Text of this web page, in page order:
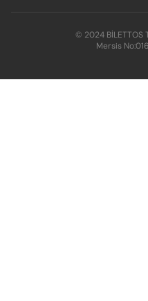
© 2024 BİLETTOS
Mersis No: